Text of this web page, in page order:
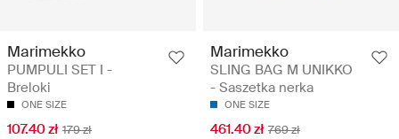
Marimekko
PUMPULI SET I -
Breloki
ONE SIZE
107.40 zł 179 zł
Marimekko
SLING BAG M UNIKKO
- Saszetka nerka
ONE SIZE
461.40 zł 769 zł